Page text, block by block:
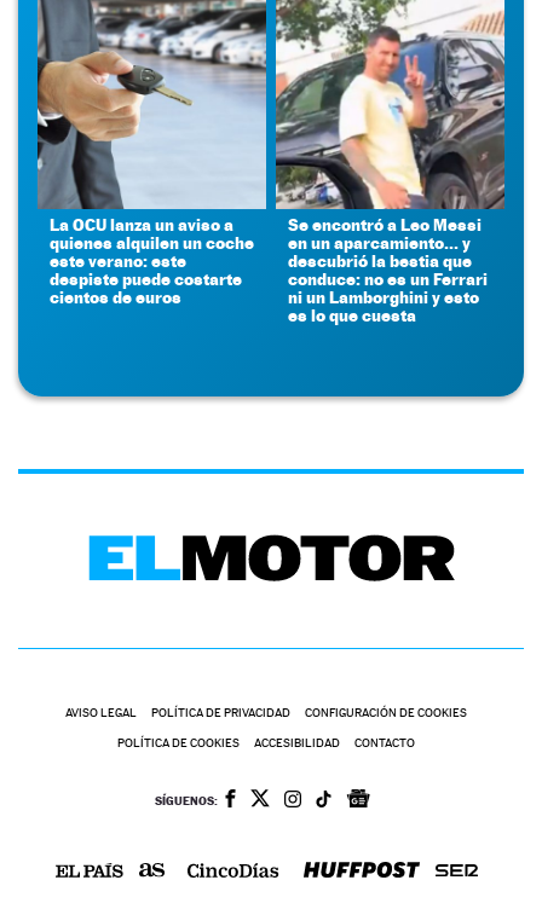
La OCU lanza un aviso a
quienes alquilen un coche
este verano: este
despiste puede costarte
cientos de euros
Se encontró a Leo Messi
en un aparcamiento... y
descubrió la bestia que
conduce: no es un Ferrari
ni un Lamborghini y esto
es lo que cuesta
AVISO LEGAL POLÍTICA DE PRIVACIDAD CONFIGURACIÓN DE COOKIES
POLÍTICA DE COOKIES ACCESIBILIDAD CONTACTO
SÍGUENOS: